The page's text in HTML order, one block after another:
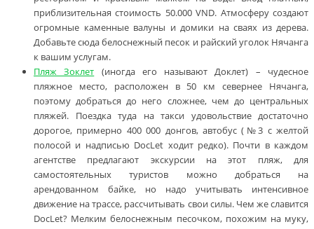
приблизительная стоимость 50.000 VND. Атмосферу создают
огромные каменные валуны и домики на сваях из дерева.
Добавьте сюда белоснежный песок и райский уголок Нячанга
к вашим услугам.
Пляж Зоклет (иногда его называют Доклет) – чудесное
пляжное место, расположен в 50 км севернее Нячанга,
поэтому добраться до него сложнее, чем до центральных
пляжей. Поездка туда на такси удовольствие достаточно
дорогое, примерно 400 000 донгов, автобус (№3 с желтой
полосой и надписью DocLet ходит редко). Почти в каждом
агентстве предлагают экскурсии на этот пляж, для
самостоятельных туристов можно добраться на
арендованном байке, но надо учитывать интенсивное
движение на трассе, рассчитывать свои силы. Чем же славится
DocLet? Мелким белоснежным песочком, похожим на муку,